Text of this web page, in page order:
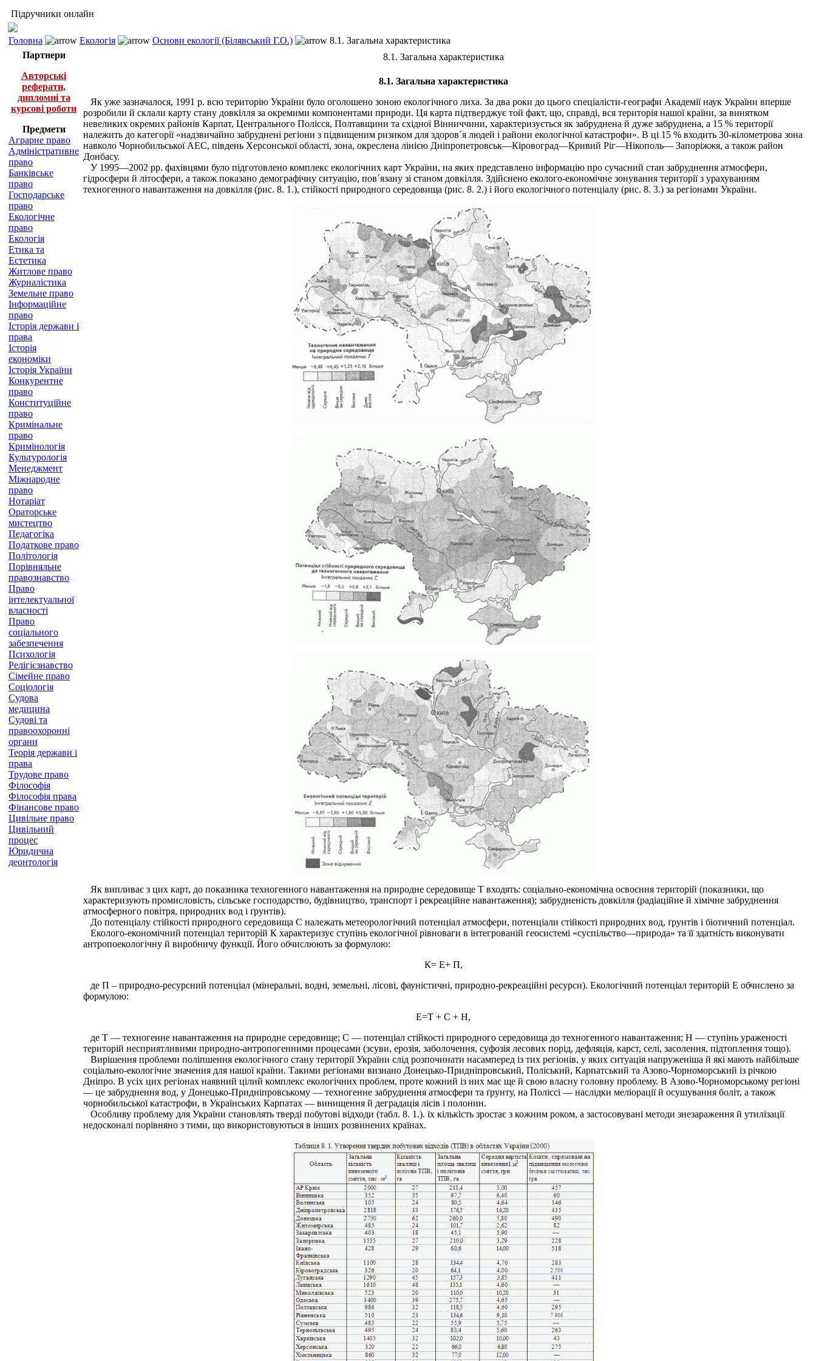
Підручники онлайн
Головна Екологія Основи екології (Білявський Г.О.)
8.1. Загальна характеристика
Партнери
Авторські
реферати,
дипломні та
курсові роботи
Предмети
Аграрне право
Адміністративне
право
Банківське
право
Господарське
право
Екологічне
право
Екологія
Етика та
Естетика
Житлове право
Журналістика
Земельне право
Інформаційне
право
Історія держави і
права
Історія
економіки
Історія України
Конкурентне
право
Конституційне
право
Кримінальне
право
Кримінологія
Культурологія
Менеджмент
Міжнародне
право
Нотаріат
Ораторське
мистецтво
Педагогіка
Податкове право
Політологія
Порівняльне
правознавство
Право
інтелектуальної
власності
Право
соціального
забезпечення
Психологія
Релігієзнавство
Сімейне право
Соціологія
Судова
медицина
Судові та
правоохоронні
органи
Теорія держави і
права
Трудове право
Філософія
Філософія права
Фінансове право
Цивільне право
Цивільний
процес
Юридична
деонтологія
8.1. Загальна характеристика
8.1. Загальна характеристика
Як уже зазначалося, 1991 р. всю територію України було оголошено зоною екологічного лиха. За два роки до цього спеціалісти-географи Академії наук України вперше
розробили й склали карту стану довкілля за окремими компонентами природи. Ця карта підтверджує той факт, що, справді, вся територія нашої країни, за винятком
невеликих окремих районів Карпат, Центрального Полісся, Полтавщини та східної Вінниччини, характеризується як забруднена й дуже забруднена, а 15 % території
належить до категорії «надзвичайно забруднені регіони з підвищеним ризиком для здоров´я людей і райони екологічної катастрофи». В ці 15 % входить 30-кілометрова зона
навколо Чорнобильської АЕС, південь Херсонської області, зона, окреслена лінією Дніпропетровськ—Кіровоград—Кривий Ріг—Нікополь— Запоріжжя, а також район
Донбасу.
У 1995—2002 рр. фахівцями було підготовлено комплекс екологічних карт України, на яких представлено інформацію про сучасний стан забруднення атмосфери,
гідросфери й літосфери, а також показано демографічну ситуацію, пов´язану зі станом довкілля. Здійснено еколого-економічне зонування території з урахуванням
техногенного навантаження на довкілля (рис. 8. 1.), стійкості природного середовища (рис. 8. 2.) і його екологічного потенціалу (рис. 8. 3.) за регіонами України.
Як випливає з цих карт, до показника техногенного навантаження на природне середовище Т входять: соціально-економічна освоєння територій (показники, що
характеризують промисловість, сільське господарство, будівництво, транспорт і рекреаційне навантаження); забрудненість довкілля (радіаційне й хімічне забруднення
атмосферного повітря, природних вод і ґрунтів).
До потенціалу стійкості природного середовища С належать метеорологічний потенціал атмосфери, потенціали стійкості природних вод, ґрунтів і біотичний потенціал.
Еколого-економічний потенціал територій К характеризує ступінь екологічної рівноваги в інтегрованій геосистемі «суспільство—природа» та її здатність виконувати
антропоекологічну й виробничу функції. Його обчислюють за формулою:
К= Е+ П,
де П – природно-ресурсний потенціал (мінеральні, водні, земельні, лісові, фауністичні, природно-рекреаційні ресурси). Екологічний потенціал територій Е обчислено за
формулою:
Е=Т + С + Н,
де Т — техногенне навантаження на природне середовище; С — потенціал стійкості природного середовища до техногенного навантаження; Н — ступінь ураженості
територій несприятливими природно-антропогенними процесами (зсуви, ерозія, заболочення, суфозія лесових порід, дефляція, карст, селі, засолення, підтоплення тощо).
Вирішення проблеми поліпшення екологічного стану території України слід розпочинати насамперед із тих регіонів, у яких ситуація напруженіша й які мають найбільше
соціально-екологічне значення для нашої країни. Такими регіонами визнано Донецько-Придніпровський, Поліський, Карпатський та Азово-Чорноморський із річкою
Дніпро. В усіх цих регіонах наявний цілий комплекс екологічних проблем, проте кожний із них має ще й свою власну головну проблему. В Азово-Чорноморському регіоні
— це забруднення вод, у Донецько-Придніпровському — техногенне забруднення атмосфери та ґрунту, на Поліссі — наслідки меліорації й осушування боліт, а також
чорнобильської катастрофи, в Українських Карпатах — винищення й деградація лісів і полонин.
Особливу проблему для України становлять тверді побутові відходи (табл. 8. 1.). їх кількість зростає з кожним роком, а застосовувані методи знезараження й утилізації
недосконалі порівняно з тими, що використовуються в інших розвинених країнах.